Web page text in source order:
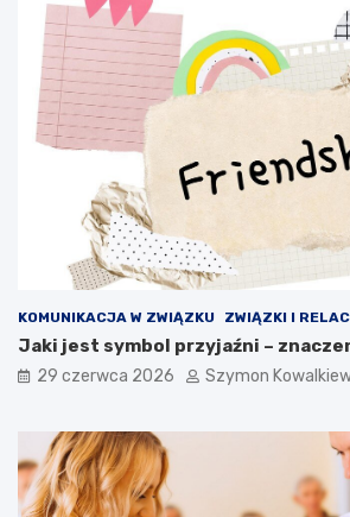
KOMUNIKACJA W ZWIĄZKU ZWIĄZKI I
Jaki jest symbol przyjaźni –
29 czerwca 2026 Szymon